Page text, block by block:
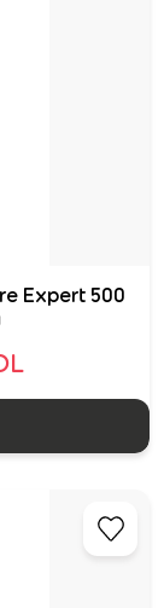
Expert 500